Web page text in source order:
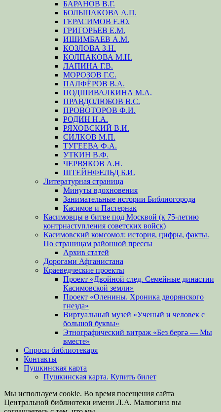
БАРАНОВ В.Г.
БОЛЬШАКОВА А.П.
ГЕРАСИМОВ Е.Ю.
ГРИГОРЬЕВ Е.М.
ИШИМБАЕВ А.М.
КОЗЛОВА З.Н.
КОЛПАКОВА М.Н.
ЛАПИНА Г.В.
МОРОЗОВ Г.С.
ПАЛФЁРОВ В.А.
ПОДШИВАЛКИНА М.А.
ПРАВДОЛЮБОВ В.С.
ПРОВОТОРОВ Ф.И.
РОДИН Н.А.
РЯХОВСКИЙ В.И.
СИЛКОВ М.П.
ТУГЕЕВА Ф.А.
УТКИН В.Ф.
ЧЕРВЯКОВ А.Н.
ШТЕЙНФЕЛЬД Б.И.
Литературная страница
Минуты вдохновения
Занимательные истории Библиогорода
Касимов и Пастернак
Касимовцы в битве под Москвой (к 75-летию
контрнаступления советских войск)
Касимовский комсомол: история, цифры, факты.
По страницам районной прессы
Архив статей
Дорогами Афганистана
Краеведческие проекты
Проект «Двойной след. Семейные династии
Касимовской земли»
Проект «Оленины. Хроника дворянского
гнезда»
Виртуальный музей «Ученый и человек с
большой буквы»
Этнографический витраж «Без бергə — Мы
вместе»
Спроси библиотекаря
Контакты
Пушкинская карта
Пушкинская карта. Купить билет
Мы используем cookie. Во время посещения сайта
Центральной библиотеки имени Л.А. Малюгина вы